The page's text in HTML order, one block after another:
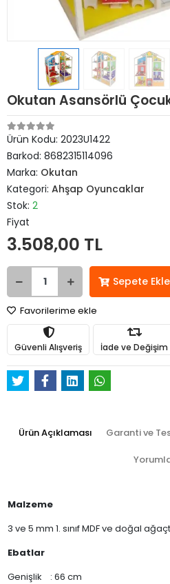
Okutan Asansörlü
Ürün Kodu: 2023U1422
Barkod: 8682315114096
Marka: Okutan
Kategori: Ahşap Oyuncaklar
Stok: 2
Fiyat
3.508,00 TL
Sepete Ekle
Favorilerime ekle
Güvenli Alışveriş İade ve Değişim
Ürün Açıklaması Garanti ve
Malzeme
3 ve 5 mm 1. sınıf MDF ve doğal
Ebatlar
Genişlik : 66 cm